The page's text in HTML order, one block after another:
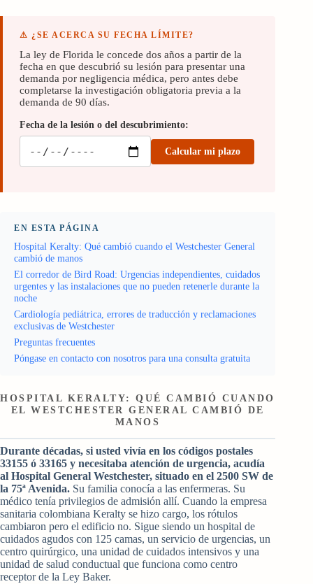
⚠ ¿SE ACERCA SU FECHA LÍMITE?
La ley de Florida le concede dos años a partir de la
fecha en que descubrió su lesión para presentar una
demanda por negligencia médica, pero antes debe
completarse la investigación obligatoria previa a la
demanda de 90 días.
Fecha de la lesión o del descubrimiento:
Calcular mi plazo
EN ESTA PÁGINA
Hospital Keralty: Qué cambió cuando el Westchester General
cambió de manos
El corredor de Bird Road: Urgencias independientes, cuidados
urgentes y las instalaciones que no pueden retenerle durante la
noche
Cardiología pediátrica, errores de traducción y reclamaciones
exclusivas de Westchester
Preguntas frecuentes
Póngase en contacto con nosotros para una consulta gratuita
HOSPITAL KERALTY: QUÉ CAMBIÓ CUANDO
EL WESTCHESTER GENERAL CAMBIÓ DE
MANOS
Durante décadas, si usted vivía en los códigos postales
33155 ó 33165 y necesitaba atención de urgencia, acudía
al Hospital General Westchester, situado en el 2500 SW de
la 75ª Avenida. Su familia conocía a las enfermeras. Su
médico tenía privilegios de admisión allí. Cuando la empresa
sanitaria colombiana Keralty se hizo cargo, los rótulos
cambiaron pero el edificio no. Sigue siendo un hospital de
cuidados agudos con 125 camas, un servicio de urgencias, un
centro quirúrgico, una unidad de cuidados intensivos y una
unidad de salud conductual que funciona como centro
receptor de la Ley Baker.